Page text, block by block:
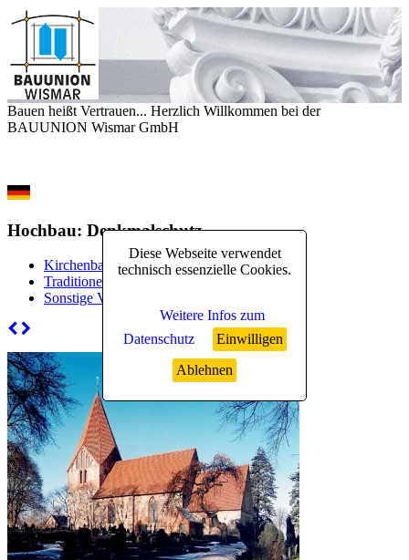
Diese Webseite verwendet
technisch essenzielle Cookies.
Weitere Infos zum
Datenschutz
Einwilligen
Ablehnen
Bauen heißt Vertrauen... Herzlich Willkommen bei der
BAUUNION Wismar GmbH
Hochbau: Denkmalschutz
Kirchenbau
Traditionelles Handwerk
Sonstige Vorhaben